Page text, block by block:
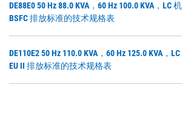
DE88E0 50 Hz 88.0 KVA，60 Hz 100.0 KVA，LC
BSFC 排放标准的技术规格表
DE110E2 50 Hz 110.0 KVA，60 Hz 125.0 KVA，
EU II 排放标准的技术规格表